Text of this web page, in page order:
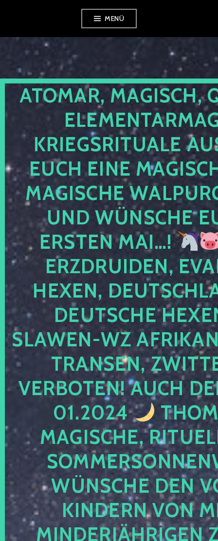
springen
MENÜ
ATOMAR, MAGISCH,
KRIEGSRITUALE
EUCH EINE
MAGISCHE
UND WÜNSCHE
ERSTEN MAI…!
ERZDRUIDEN,
HEXEN,
DEUTSCHE
SLAWEN-WZ
TRANSEN,
VERBOTEN! AUCH
01.2024
MAGISCHE,
WÜNSCHE DEN
KINDERN VON
MINDERJÄHRIGEN